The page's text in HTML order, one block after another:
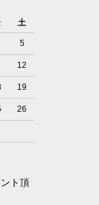
土
5
12
19
26
ト頂